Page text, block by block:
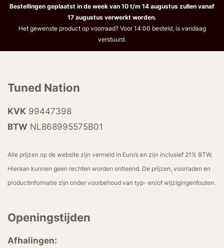
Bestellingen geplaatst in de week van 10 t/m 14 augustus zullen vanaf
17 augustus verwerkt worden.
Het gewenste product op voorraad? Voor 14:00 besteld, is vandaag
verstuurd.
Tuned Nation
KVK 99447398
BTW NL868995575B01
Alle prijzen op de website zijn vermeld in Euro’s en zijn inclusief 21% BTW.
Hieraan kunnen geen rechten worden ontleend. De prijzen, voorraden en
productinformatie zijn onder voorbehoud van typ- en/of wijzigingenfouten.
Openingstijden
Afhalingen: